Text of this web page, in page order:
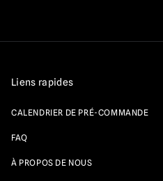
Liens rapides
CALENDRIER DE PRÉ-COMMANDE
FAQ
À PROPOS DE NOUS